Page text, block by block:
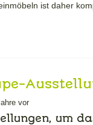
ist daher
vor
um